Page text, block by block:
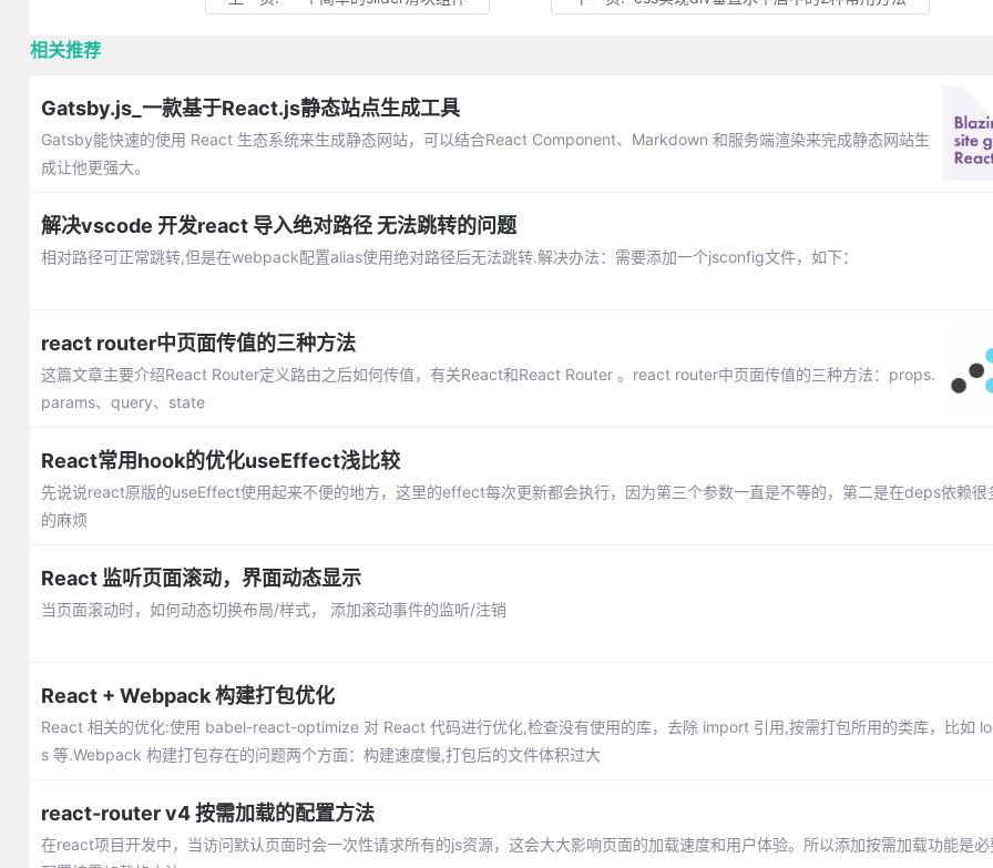
相关推荐
Gatsby.js_一款基于React.js静态站点生成工具
Gatsby能快速的使用 React 生态系统来生成静态网站，可以结合React Component、Markdown 和服务端渲染来完成静态网站生
成让他更强大。
解决vscode 开发react 导入绝对路径 无法跳转的问题
相对路径可正常跳转,但是在webpack配置alias使用绝对路径后无法跳转.解决办法：需要添加一个jsconfig文件，如下：
react router中页面传值的三种方法
这篇文章主要介绍React Router定义路由之后如何传值，有关React和React Router 。react router中页面传值的三种方法：props.
params、query、state
React常用hook的优化useEffect浅比较
先说说react原版的useEffect使用起来不便的地方，这里的effect每次更新都会执行，因为第三个参数一直是不等的，第二是在deps依赖很
的麻烦
React 监听页面滚动，界面动态显示
当页面滚动时，如何动态切换布局/样式， 添加滚动事件的监听/注销
React + Webpack 构建打包优化
React 相关的优化:使用 babel-react-optimize 对 React 代码进行优化,检查没有使用的库，去除 import 引用,按需打包所用的类库，比如
s 等.Webpack 构建打包存在的问题两个方面：构建速度慢,打包后的文件体积过大
react-router v4 按需加载的配置方法
在react项目开发中，当访问默认页面时会一次性请求所有的js资源，这会大大影响页面的加载速度和用户体验。所以添加按需加载功能是